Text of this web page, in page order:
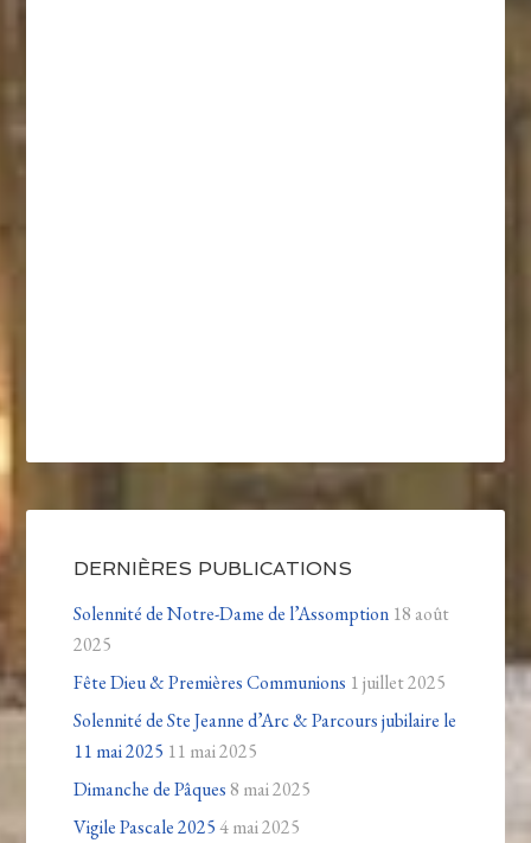
DERNIÈRES PUBLICATIONS
Solennité de Notre-Dame de l’Assomption 18 août
2025
Fête Dieu & Premières Communions 1 juillet 2025
Solennité de Ste Jeanne d’Arc & Parcours jubilaire le
11 mai 2025 11 mai 2025
Dimanche de Pâques 8 mai 2025
Vigile Pascale 2025 4 mai 2025